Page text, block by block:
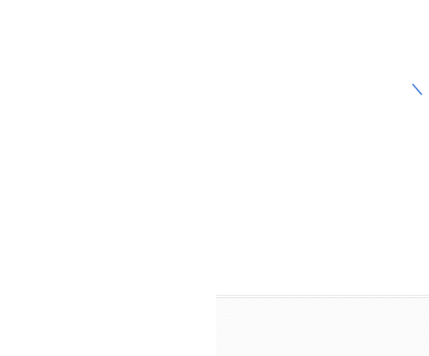
＼